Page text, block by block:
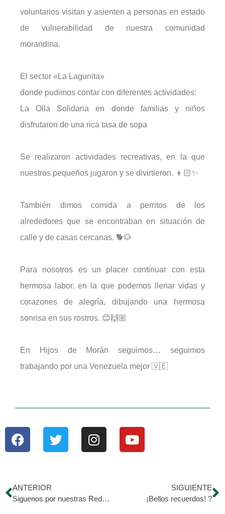
voluntarios visitan y asienten a personas en estado
de vulnerabilidad de nuestra comunidad
morandina.
El sector «La Lagunita»
donde pudimos contar con diferentes actividades:
La Olla Solidaria en donde familias y niños
disfrutaron de una rica tasa de sopa
Se realizaron actividades recreativas, en la que
nuestros pequeños jugaron y se divirtieron. 👦🏻✨
También dimos comida a perritos de los
alrededores que se encontraban en situación de
calle y de casas cercanas. 🐕🐶
Para nosotros es un placer continuar con esta
hermosa labor, en la que podemos llenar vidas y
corazones de alegría, dibujando una hermosa
sonrisa en sus rostros. 😊🙌🏼
En Hijos de Morán seguimos… seguimos
trabajando por una Venezuela mejor 🇻🇪
ANTERIOR
Siguenos por nuestras Redes Sociales para que estés informado de la labor que hacemos día a día. ?
SIGUIENTE
¡Bellos recuerdos! ?